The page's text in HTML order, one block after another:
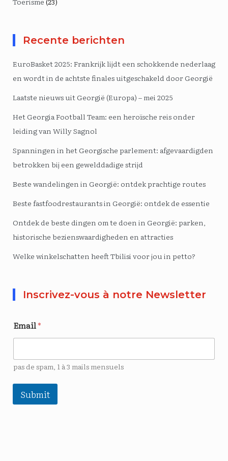
Recente berichten
EuroBasket 2025: Frankrijk lijdt een schokkende nederlaag
en wordt in de achtste finales uitgeschakeld door Georgië
Laatste nieuws uit Georgië (Europa) – mei 2025
Het Georgia Football Team: een heroïsche reis onder
leiding van Willy Sagnol
Spanningen in het Georgische parlement: afgevaardigden
betrokken bij een gewelddadige strijd
Beste wandelingen in Georgië: ontdek prachtige routes
Beste fastfoodrestaurants in Georgië: ontdek de essentie
Ontdek de beste dingen om te doen in Georgië: parken,
historische bezienswaardigheden en attracties
Welke winkelschatten heeft Tbilisi voor jou in petto?
Inscrivez-vous à notre Newsletter
Email*
pas de spam, 1 à 3 mails mensuels
Submit